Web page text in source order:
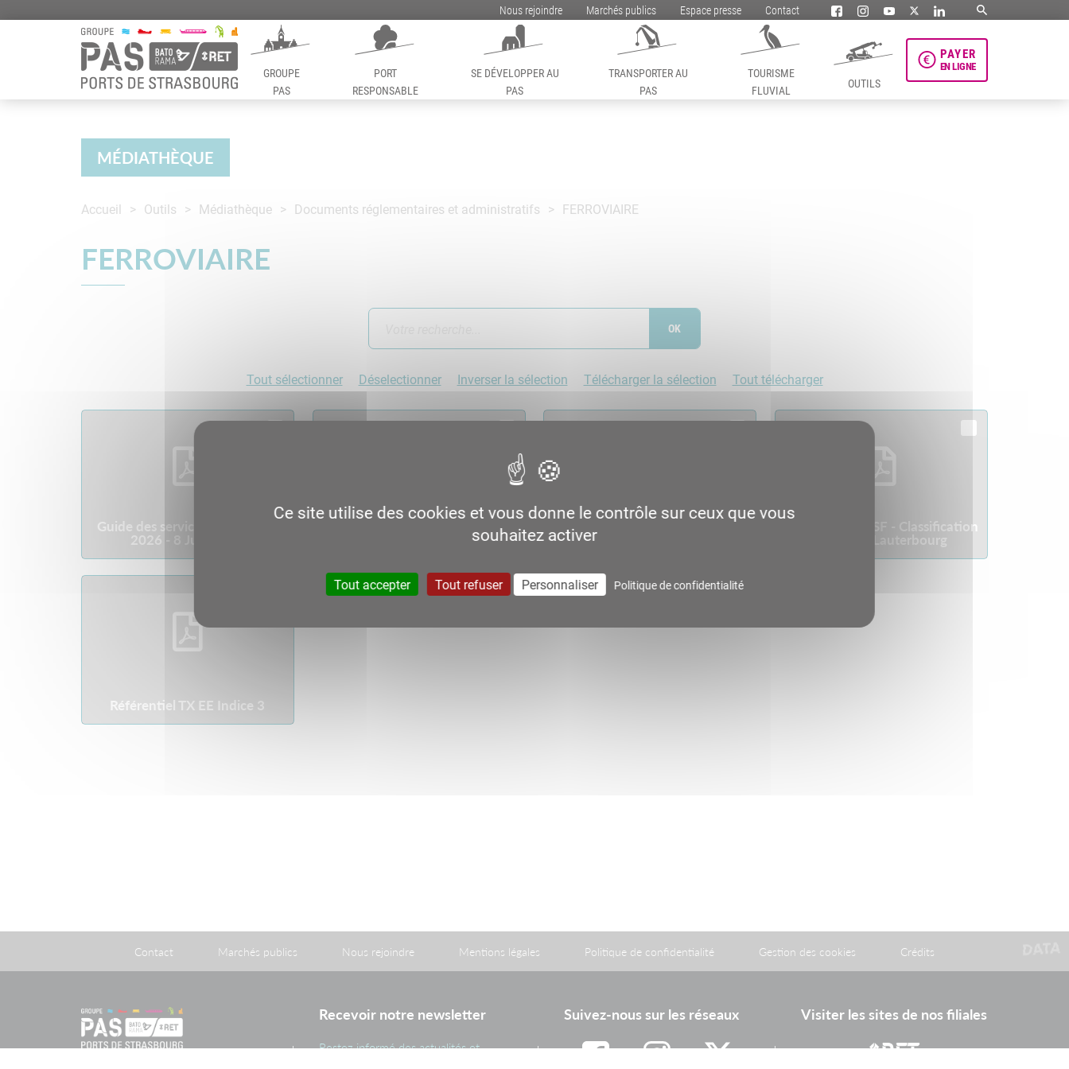
Nous rejoindre Marchés publics Espace presse Contact
GROUPE
PAS
PORT
RESPONSABLE
SE DÉVELOPPER AU
PAS
TRANSPORTER AU
PAS
TOURISME
FLUVIAL
OUTILS
PAYER
EN LIGNE
MÉDIATHÈQUE
Accueil Outils Médiathèque Documents réglementaires et administratifs FERROVIAIRE
FERROVIAIRE
Tout sélectionner Déselectionner Inverser la sélection Télécharger la sélection Tout télécharger
Guide des services ferroviaires Guide des services ferroviaires
2026 - Décembre 2025
Annexe 1 au GSF - Classification
des voies Strasbourg
Annexe 6 au GSF - Classification
Référentiel TX EE Indice 3
Contact Marchés publics Nous rejoindre Mentions légales Politique de confidentialité Gestion des cookies Crédits
Recevoir notre newsletter
Restez informé des actualités et
Suivez-nous sur les réseaux Visiter les sites de nos filiales
Ce site utilise des cookies et vous donne le contrôle sur ceux que vous
souhaitez activer
Tout accepter Tout refuser Personnaliser Politique de confidentialité